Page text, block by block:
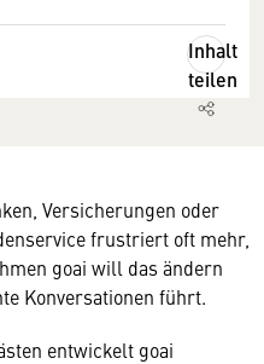
Inhalt
teilen
Versicherungen oder
frustriert oft mehr,
goai will das ändern
Konversationen führt.
entwickelt goai